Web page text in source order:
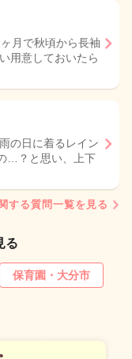
月で秋頃から長袖
用意しておいたら
の日に着るレイン
…？と思い、上下
する質問一覧を見る
る
保育園・大分市